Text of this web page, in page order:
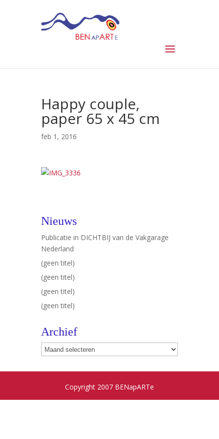
Happy couple,
paper 65 x 45 cm
feb 1, 2016
Nieuws
Publicatie in DICHTBIJ van de Vakgarage
Nederland
(geen titel)
(geen titel)
(geen titel)
(geen titel)
Archief
Archief
Copyright 2007 BENapARTe